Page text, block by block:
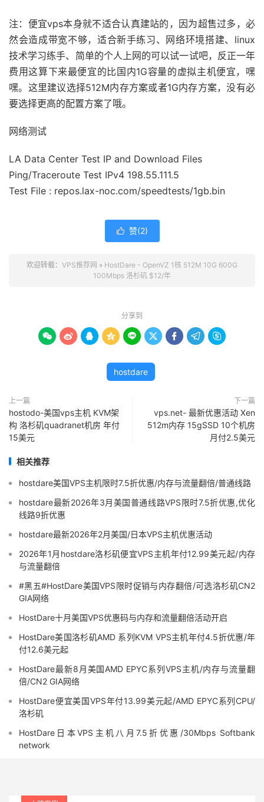
注：便宜vps本身就不适合认真建站的，因为超售过多，必
然会造成带宽不够，适合新手练习、网络环境搭建、linux
技术学习练手、简单的个人上网的可以试一试吧，反正一年
费用这算下来最便宜的比国内1G容量的虚拟主机便宜，嘿
嘿。这里建议选择512M内存方案或者1G内存方案，没有必
要选择更高的配置方案了哦。
网络测试
LA Data Center Test IP and Download Files
Ping/Traceroute Test IPv4 198.55.111.5
Test File : repos.lax-noc.com/speedtests/1gb.bin
 赞(2)
欢迎转载： VPS推荐网 » HostDare - OpenVZ 1核 512M 10G 600G
100Mbps 洛杉矶 $12/年
分享到
        
hostdare
上一篇
hostodo-美国vps主机 KVM架
构 洛杉矶quadranet机房 年付
15美元
下一篇
vps.net- 最新优惠活动 Xen
512m内存 15gSSD 10个机房
月付2.5美元
相关推荐
hostdare美国VPS主机限时7.5折优惠/内存与流量翻倍/普通线路
hostdare最新2026年3月美国普通线路VPS限时7.5折优惠,优化
线路9折优惠
hostdare最新2026年2月美国/日本VPS主机优惠活动
2026年1月hostdare洛杉矶便宜VPS主机年付12.99美元起/内存
与流量翻倍
#黑五#HostDare美国VPS限时促销与内存翻倍/可选洛杉矶CN2
GIA网络
HostDare十月美国VPS优惠码与内存和流量翻倍活动开启
HostDare美国洛杉矶AMD 系列KVM VPS主机年付4.5折优惠/年
付12.6美元起
HostDare最新8月美国AMD EPYC系列VPS主机/内存与流量翻
倍/CN2 GIA网络
HostDare便宜美国VPS年付13.99美元起/AMD EPYC系列CPU/
洛杉矶
HostDare日本VPS主机八月7.5折优惠/30Mbps Softbank
network